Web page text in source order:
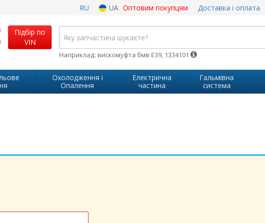
RU UA Оптовим покупцям Доставка і оплата
Підбір по
VIN
Наприклад: вискомуфта бмв Е39, 1334101
Охолодження і
Опалення
Електрична
частина
Гальмівна
система